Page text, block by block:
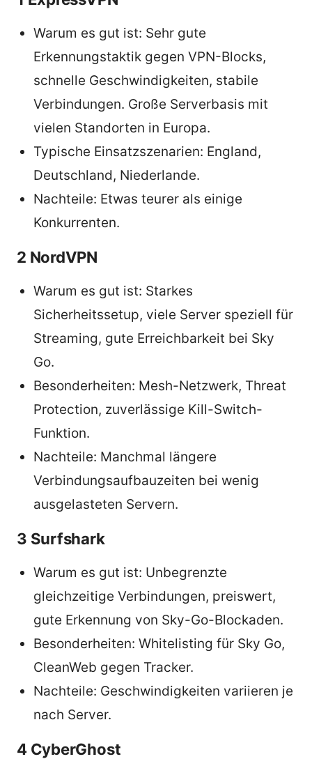
Warum es gut ist: Sehr gute
Erkennungstaktik gegen VPN-Blocks,
schnelle Geschwindigkeiten, stabile
Verbindungen. Große Serverbasis mit
vielen Standorten in Europa.
Typische Einsatzszenarien: England,
Deutschland, Niederlande.
Nachteile: Etwas teurer als einige
Konkurrenten.
2 NordVPN
Warum es gut ist: Starkes
Sicherheitssetup, viele Server speziell für
Streaming, gute Erreichbarkeit bei Sky
Go.
Besonderheiten: Mesh-Netzwerk, Threat
Protection, zuverlässige Kill-Switch-
Funktion.
Nachteile: Manchmal längere
Verbindungsaufbauzeiten bei wenig
ausgelasteten Servern.
3 Surfshark
Warum es gut ist: Unbegrenzte
gleichzeitige Verbindungen, preiswert,
gute Erkennung von Sky-Go-Blockaden.
Besonderheiten: Whitelisting für Sky Go,
CleanWeb gegen Tracker.
Nachteile: Geschwindigkeiten variieren je
nach Server.
4 CyberGhost